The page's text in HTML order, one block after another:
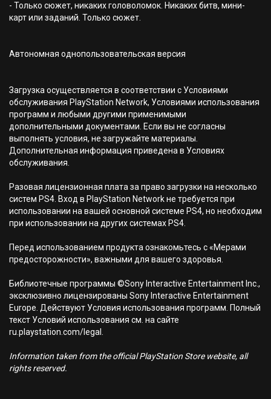
- Только сюжет, никаких головоломок. Никаких битв, мини-
карт или заданий. Только сюжет.
Автономная однопользовательская версия
Загрузка осуществляется в соответствии с Условиями
обслуживания PlayStation Network, Условиями использования
программ и любыми другими применимыми
дополнительными документами. Если вы не согласны
выполнять условия, не загружайте материалы.
Дополнительная информация приведена в Условиях
обслуживания.
Разовая лицензионная плата за право загрузки на несколько
систем PS4. Вход в PlayStation Network не требуется при
использовании на вашей основной системе PS4, но необходим
при использовании на других системах PS4.
Перед использованием продукта ознакомьтесь с «Мерами
предосторожности», важными для вашего здоровья.
Библиотечные программы ©Sony Interactive Entertainment Inc.,
эксклюзивно лицензированы Sony Interactive Entertainment
Europe. Действуют Условия использования программ. Полный
текст Условий использования см. на сайте
ru.playstation.com/legal.
Information taken from the official PlayStation Store website, all
rights reserved.